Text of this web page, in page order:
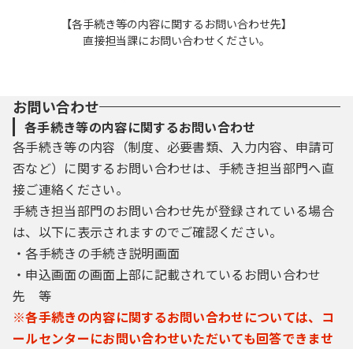
【各手続き等の内容に関するお問い合わせ先】
直接担当課にお問い合わせください。
お問い合わせ
各手続き等の内容に関するお問い合わせ
各手続き等の内容（制度、必要書類、入力内容、申請可
否など）に関するお問い合わせは、手続き担当部門へ直
接ご連絡ください。
手続き担当部門のお問い合わせ先が登録されている場合
は、以下に表示されますのでご確認ください。
・各手続きの手続き説明画面
・申込画面の画面上部に記載されているお問い合わせ
先 等
※各手続きの内容に関するお問い合わせについては、コ
ールセンターにお問い合わせいただいても回答できませ